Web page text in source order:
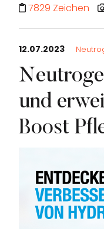
7829 Zeichen
12.07.2023
und
Boost